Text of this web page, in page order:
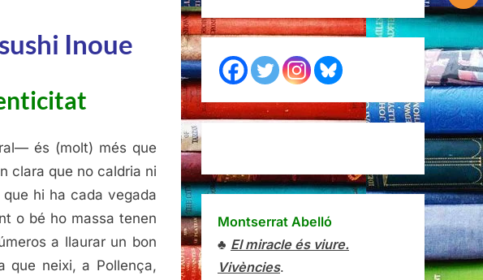
Inoue
és (molt) més que
clara que no caldria ni
hi ha cada vegada
o bé ho massa tenen
a llaurar un bon
que neixi, a Pollença,
Montserrat Abelló
♣ El miracle és viure.
Vivències.